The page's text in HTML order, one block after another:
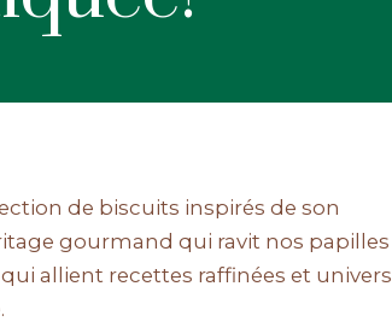
de biscuits inspirés de son
gourmand qui ravit nos papilles
allient recettes raffinées et univers